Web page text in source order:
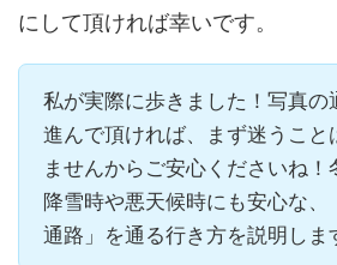
にして頂ければ幸いです。
私が実際に歩きました！写真の
進んで頂ければ、まず迷うこと
ませんからご安心くださいね！
降雪時や悪天候時にも安心な、
通路」を通る行き方を説明しま